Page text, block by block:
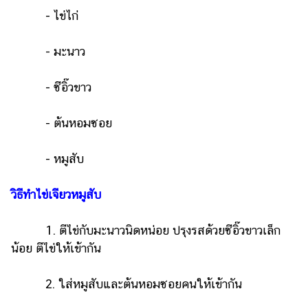
- ไข่ไก่
- มะนาว
- ซีอิ๊วขาว
- ต้นหอมซอย
- หมูสับ
วิธีทำไข่เจียวหมูสับ
1. ตีไข่กับมะนาวนิดหน่อย ปรุงรสด้วยซีอิ๊วขาวเล็ก
น้อย ตีไข่ให้เข้ากัน
2. ใส่หมูสับและต้นหอมซอยคนให้เข้ากัน